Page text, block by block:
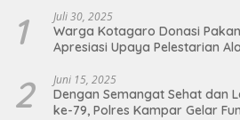
1 Juli 30, 2025
Warga Kotagaro Donasi
Apresiasi Upaya Pelestarian
2 Juni 15, 2025
Dengan Semangat Sehat dan
ke-79, Polres Kampar Gelar